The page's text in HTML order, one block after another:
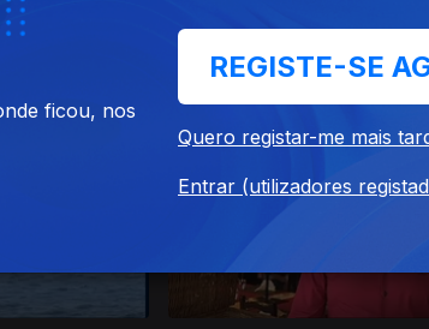
Ep. 27 30 abr. 2018
ficou, nos
REGISTE-SE
Quero registar-me mais
Entrar (utilizadores